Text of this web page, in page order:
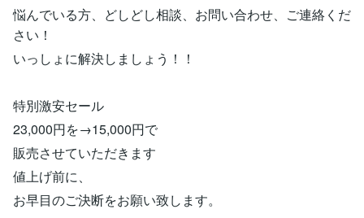
悩んでいる方、どしどし相談、お問い合わせ、ご連絡くだ
さい！
いっしょに解決しましょう！！
特別激安セール
23,000円を→15,000円で
販売させていただきます
値上げ前に、
お早目のご決断をお願い致します。